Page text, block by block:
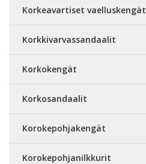
Korkeavartiset vaelluskengät
Korkkivarvassandaalit
Korkokengät
Korkosandaalit
Korokepohjakengät
Korokepohjanilkkurit